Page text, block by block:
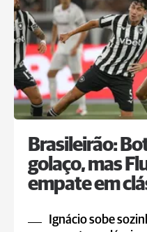
Brasileirão:
golaço, mas
empate em
Ignácio sobe